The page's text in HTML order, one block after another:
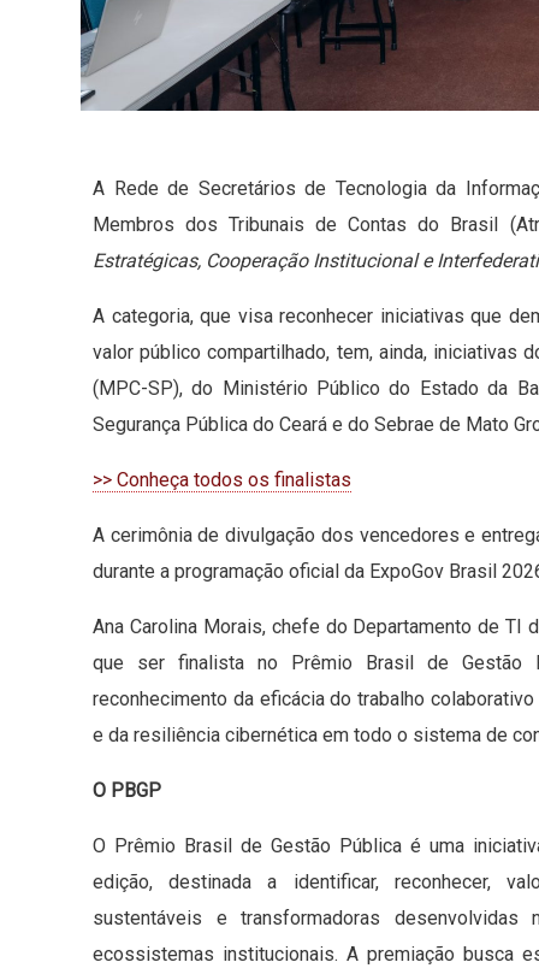
A Rede de Secretários de Tecnologia da
Membros dos Tribunais de Contas do Brasil
Estratégicas, Cooperação Institucional e
A categoria, que visa reconhecer iniciativas que
valor público compartilhado, tem, ainda, iniciativas
(MPC-SP), do Ministério Público do Estado da
Segurança Pública do Ceará e do Sebrae de Mato
>> Conheça todos os finalistas
A cerimônia de divulgação dos vencedores e
durante a programação oficial da ExpoGov Brasil
Ana Carolina Morais, chefe do Departamento de TI
que ser finalista no Prêmio Brasil de Gestão
reconhecimento da eficácia do trabalho
e da resiliência cibernética em todo o sistema de
O PBGP
O Prêmio Brasil de Gestão Pública é uma
edição, destinada a identificar, reconhecer,
sustentáveis e transformadoras
ecossistemas institucionais. A premiação busca